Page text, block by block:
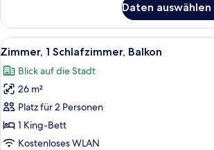
anzeigen
1 King-
Bett,
barrierefrei,
(Bathtub)
Daten
Alle
Fotos
für
Zimmer,
1
Schlafzimmer,
Balkon
Ein
8
Zimmer, 1 Schlafzimmer, Balkon
Blick auf die Stadt
26 m²
Platz für 2 Personen
1 King-Bett
Kostenloses WLAN